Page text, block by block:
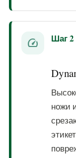
speed Шаг 2
ножи